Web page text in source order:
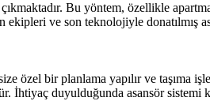
Bu yöntem, özellikle
ve son teknolojiyle donatılmış
özel bir planlama yapılır ve taşıma
duyulduğunda asansör sistemi